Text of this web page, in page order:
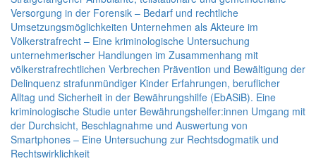
Versorgung in der Forensik – Bedarf und rechtliche
Umsetzungsmöglichkeiten Unternehmen als Akteure im
Völkerstrafrecht – Eine kriminologische Untersuchung
unternehmerischer Handlungen im Zusammenhang mit
völkerstrafrechtlichen Verbrechen Prävention und Bewältigung der
Delinquenz strafunmündiger Kinder Erfahrungen, beruflicher
Alltag und Sicherheit in der Bewährungshilfe (EbASiB). Eine
kriminologische Studie unter Bewährungshelfer:innen Umgang mit
der Durchsicht, Beschlagnahme und Auswertung von
Smartphones – Eine Untersuchung zur Rechtsdogmatik und
Rechtswirklichkeit